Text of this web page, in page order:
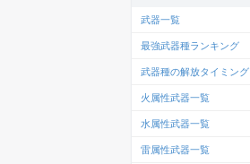
武器一覧
最強武器種ランキング
武器種の解放タイミング
火属性武器一覧
水属性武器一覧
雷属性武器一覧